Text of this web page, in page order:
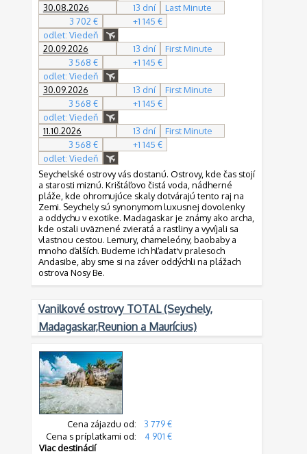
30.08.2026
13 dní
Last Minute
3 702 €
+1 145 €
odlet: Viedeň
20.09.2026
13 dní
First Minute
3 568 €
+1 145 €
odlet: Viedeň
30.09.2026
13 dní
First Minute
3 568 €
+1 145 €
odlet: Viedeň
11.10.2026
13 dní
First Minute
3 568 €
+1 145 €
odlet: Viedeň
Seychelské ostrovy vás dostanú. Ostrovy, kde čas stojí
a starosti miznú. Krištáľovo čistá voda, nádherné
pláže, kde ohromujúce skaly dotvárajú tento raj na
Zemi. Seychely sú synonymom luxusnej dovolenky
a oddychu v exotike. Madagaskar je známy ako archa,
kde ostali uväznené zvieratá a rastliny a vyvíjali sa
vlastnou cestou. Lemury, chameleóny, baobaby a
mnoho ďalších. Budeme ich hľadať v pralesoch
Andasibe, aby sme si na záver oddýchli na plážach
ostrova Nosy Be.
Vanilkové ostrovy TOTAL (Seychely,
Madagaskar,Reunion a Maurícius)
Cena zájazdu od:
3 779 €
Cena s príplatkami od:
4 901 €
Viac destinácií